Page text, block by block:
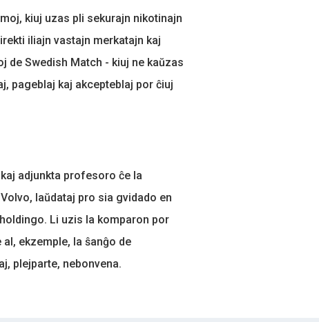
kiuj uzas pli sekurajn nikotinajn
iliajn vastajn merkatajn kaj
de Swedish Match - kiuj ne kaŭzas
pageblaj kaj akcepteblaj por ĉiuj
adjunkta profesoro ĉe la
laŭdataj pro sia gvidado en
Li uzis la komparon por
ekzemple, la ŝanĝo de
plejparte, nebonvena.